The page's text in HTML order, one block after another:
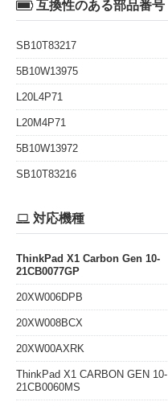
互換性のある部品番号
SB10T83217
5B10W13975
L20L4P71
L20M4P71
5B10W13972
SB10T83216
対応機種
ThinkPad X1 Carbon Gen 10-
21CB0077GP
20XW006DPB
20XW008BCX
20XW00AXRK
ThinkPad X1 CARBON GEN 10-
21CB0060MS